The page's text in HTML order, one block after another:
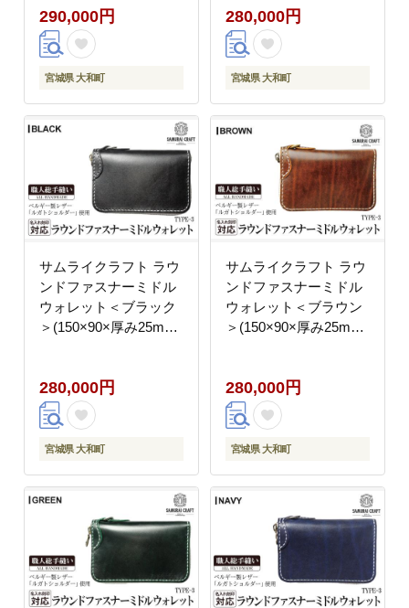
サイフ 名入れ ギフト
ルガトショルダー 本格
シンプル ファッション
日本製 手縫い ハンドメ
式会社Stand Field】
ta273-yellow
290,000円
宮城県 大和町
フ ルガトショルダー ギ
フト 名入れ 日本製 手
縫い ハンドメイド ファ
ッション 小物 Samurai
Field】ta284-yellow
280,000円
宮城県 大和町
サムライクラフト ラウ
ンドファスナーミドル
ウォレット＜ブラック
＞(150×90×厚み25mm)
フ ルガトショルダー ギ
フト 名入れ 日本製 手
縫い ハンドメイド ファ
ッション 小物 Samurai
Field】ta284-black
280,000円
宮城県 大和町
サムライクラフト ラウ
ンドファスナーミドル
ウォレット＜ブラウン
＞(150×90×厚み25mm)
フ ルガトショルダー ギ
フト 名入れ 日本製 手
縫い ハンドメイド ファ
ッション 小物 Samurai
Field】ta284-brown
280,000円
宮城県 大和町